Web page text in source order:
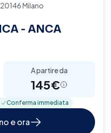
Milano
- ANCA
A partire da
145€
Conferma immediata
e ora